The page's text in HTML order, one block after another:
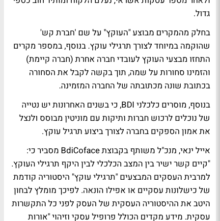
גדול.
בחלק מהמקרים מבוצע "העוקץ" על שם 'חברת קש'
שהוקמה במיוחד לצורך תרגילי עוקץ. בנוסף, במספר מקרים
התחזו מבצעי העוקץ לעובדי חברה אחרת (חברה קיימת)
והזמינו סחורות על שמה, תוך בקשה לקבל את הסחורה
בכתובת שונה מכתובתה של החברה המזמינה.
בנוסף, מוסרים כלכלני BDI, כי בשנים האחרונות יש נטייה
של נוכלים לרכוש חברות ותיקות עם מוניטין מבוסס ולנצל
את אמון הספקים בחברה לצורך ביצוע תרגיל עוקץ.
אייל ינאי, מנכ"ל משותף בקבוצת BdiCoface מסביר כי:
"קיים קשר ישיר בין המצב הכלכלי לבין היקף תרגילי העוקץ.
למרבית העסקים המבצעים "תרגילי עוקץ" היסטוריה קודמת
של כישלונות עסקיים או אפילו הונאה. לפיכך מומלץ לבחון
היטב את ההיסטוריה העסקית של העסק לפני כל התקשרות
עסקית. מידע מקדים הכולל פרופיל עסקי וזיהוי "אורות